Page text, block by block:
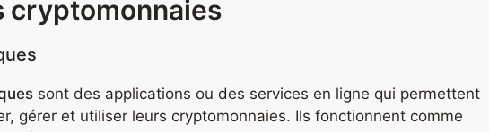
cryptomonnaies
sont des applications ou des services en ligne qui permettent
gérer et utiliser leurs cryptomonnaies. Ils fonctionnent comme